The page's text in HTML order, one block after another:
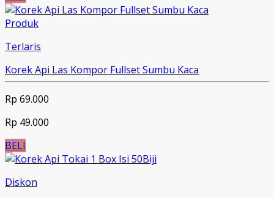
Produk
Terlaris
Korek Api Las Kompor Fullset Sumbu Kaca
Rp 69.000
Rp 49.000
BELI
Diskon